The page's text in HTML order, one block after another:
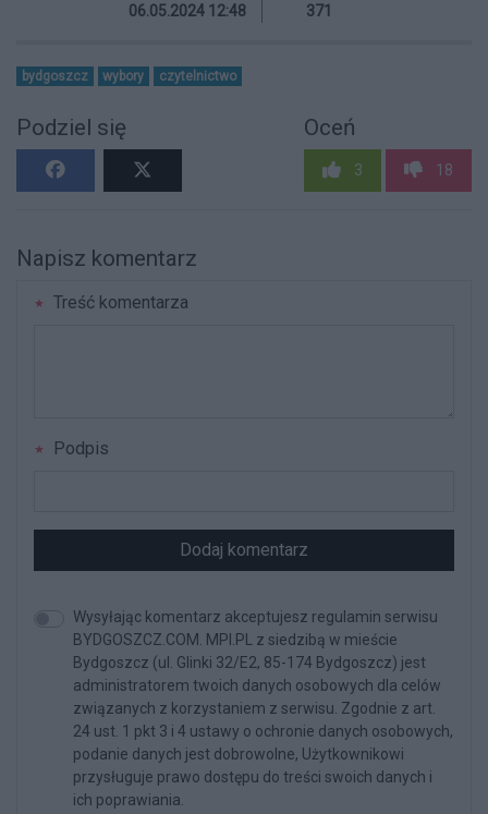
06.05.2024 12:48 371
bydgoszcz wybory czytelnictwo
Podziel się Oceń
3 18
Napisz komentarz
Treść komentarza
Podpis
Dodaj komentarz
Wysyłając komentarz akceptujesz regulamin serwisu
BYDGOSZCZ.COM. MPI.PL z siedzibą w mieście
Bydgoszcz (ul. Glinki 32/E2, 85-174 Bydgoszcz) jest
administratorem twoich danych osobowych dla celów
związanych z korzystaniem z serwisu. Zgodnie z art.
24 ust. 1 pkt 3 i 4 ustawy o ochronie danych osobowych,
podanie danych jest dobrowolne, Użytkownikowi
przysługuje prawo dostępu do treści swoich danych i
ich poprawiania.